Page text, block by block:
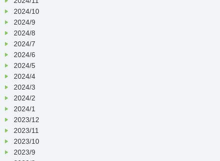
2024/10
2024/9
2024/8
2024/7
2024/6
2024/5
2024/4
2024/3
2024/2
2024/1
2023/12
2023/11
2023/10
2023/9